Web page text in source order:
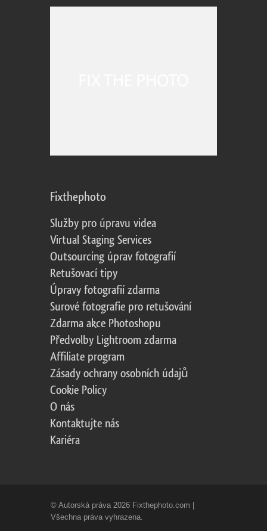
Fixthephoto
Služby pro úpravu videa
Virtual Staging Services
Outsourcing úprav fotografií
Retušovací tipy
Úpravy fotografií zdarma
Surové fotografie pro retušování
Zdarma akce Photoshopu
Předvolby Lightroom zdarma
Affiliate program
Zásady ochrany osobních údajů
Cookie Policy
O nás
Kontaktujte nás
Kariéra
© Autorská práva 2026 Fixthephoto.com |
Všechna práva vyhrazena.